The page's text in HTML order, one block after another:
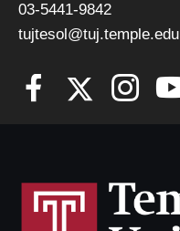
03-5441-9842
tujtesol@tuj.temple.edu